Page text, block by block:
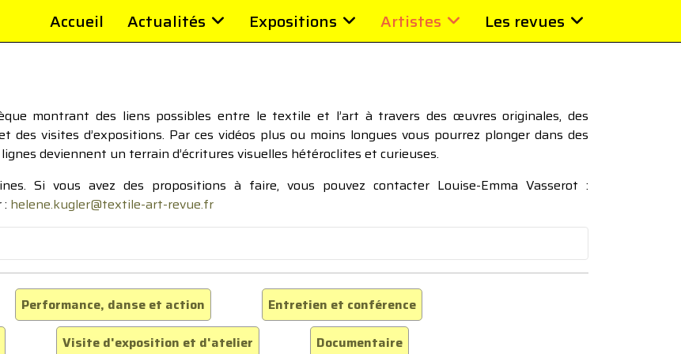
Accueil Actualités Expositions Artistes Les revues
montrant des liens possibles entre le textile et l’art à travers des œuvres originales, des
des visites d’expositions. Par ces vidéos plus ou moins longues vous pourrez plonger dans des
deviennent un terrain d’écritures visuelles hétéroclites et curieuses.
Si vous avez des propositions à faire, vous pouvez contacter Louise-Emma Vasserot :
helene.kugler@textile-art-revue.fr
Performance, danse et action
Entretien et conférence
Visite d'exposition et d'atelier Documentaire